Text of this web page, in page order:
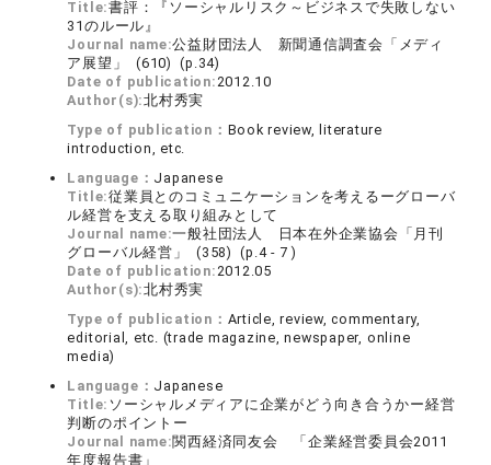
Title:書評：『ソーシャルリスク～ビジネスで失敗しない
31のルール』
Journal name:公益財団法人 新聞通信調査会「メディ
ア展望」 (610) (p.34)
Date of publication:2012.10
Author(s):北村秀実
Type of publication： Book review, literature
introduction, etc.
Language： Japanese
Title:従業員とのコミュニケーションを考えるーグローバ
ル経営を支える取り組みとして
Journal name:一般社団法人 日本在外企業協会「月刊
グローバル経営」 (358) (p.4 - 7 )
Date of publication:2012.05
Author(s):北村秀実
Type of publication： Article, review, commentary,
editorial, etc. (trade magazine, newspaper, online
media)
Language： Japanese
Title: ソーシャルメディアに企業がどう向き合うかー経営
判断のポイントー
Journal name:関西経済同友会 「企業経営委員会2011
年度報告書」